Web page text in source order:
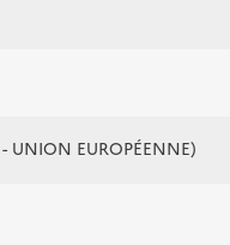
UNION EUROPÉENNE)